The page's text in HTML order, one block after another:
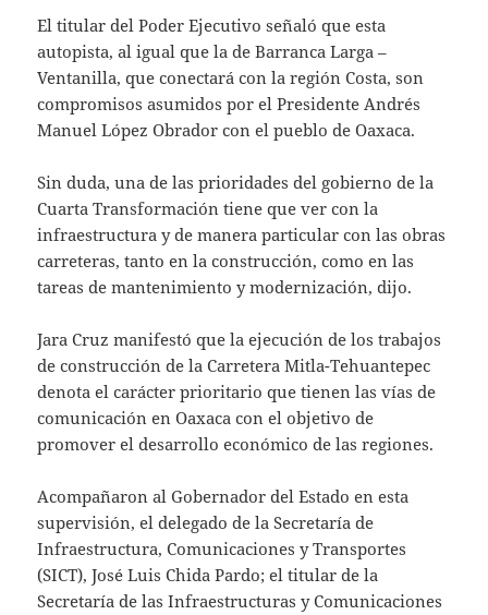
El titular del Poder Ejecutivo señaló que esta
autopista, al igual que la de Barranca Larga –
Ventanilla, que conectará con la región Costa, son
compromisos asumidos por el Presidente Andrés
Manuel López Obrador con el pueblo de Oaxaca.
Sin duda, una de las prioridades del gobierno de la
Cuarta Transformación tiene que ver con la
infraestructura y de manera particular con las obras
carreteras, tanto en la construcción, como en las
tareas de mantenimiento y modernización, dijo.
Jara Cruz manifestó que la ejecución de los trabajos
de construcción de la Carretera Mitla-Tehuantepec
denota el carácter prioritario que tienen las vías de
comunicación en Oaxaca con el objetivo de
promover el desarrollo económico de las regiones.
Acompañaron al Gobernador del Estado en esta
supervisión, el delegado de la Secretaría de
Infraestructura, Comunicaciones y Transportes
(SICT), José Luis Chida Pardo; el titular de la
Secretaría de las Infraestructuras y Comunicaciones